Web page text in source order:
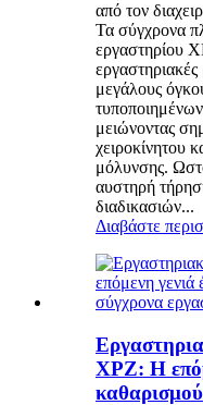
από τον
Τα σύγχρονα
εργαστηρίου
εργαστηριακές
μεγάλους
μειώνοντας
χειροκίνητου
μόλυνσης.
αυστηρή
διαδικασιών...
Διαβάστε
XPZ: Η